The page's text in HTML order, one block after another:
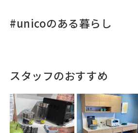
#unicoのある暮らし
スタッフのおすすめ